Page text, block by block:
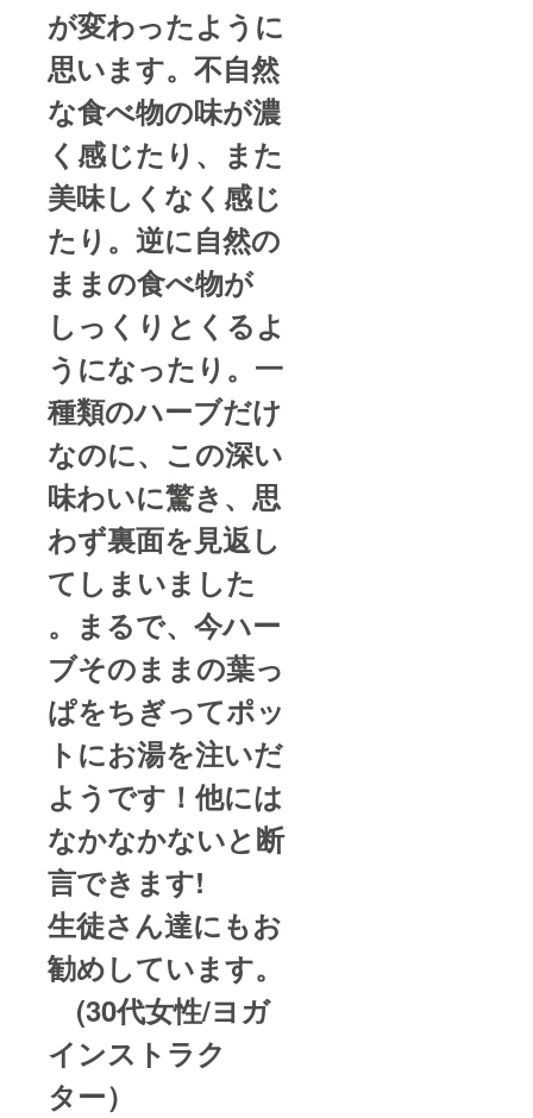
が変わったように
思います。不自然
な食べ物の味が濃
く感じたり、また
美味しくなく感じ
たり。逆に自然の
ままの食べ物が
しっくりとくるよ
うになったり。一
種類のハーブだけ
なのに、この深い
味わいに驚き、思
わず裏面を見返し
てしまいました
。まるで、今ハー
ブそのままの葉っ
ぱをちぎってポッ
トにお湯を注いだ
ようです！他には
なかなかないと断
言できます!
生徒さん達にもお
勧めしています。
(30代女性/ヨガ
インストラク
ター）